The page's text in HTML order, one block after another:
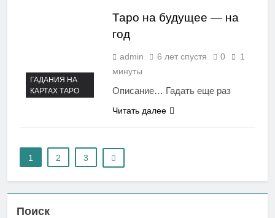
ГАДАНИЯ НА
КАРТАХ ТАРО
Таро на будущее — на
год
admin 6 лет спустя 0
1
минуты
Описание… Гадать еще раз
Читать далее
1 2 3
Поиск